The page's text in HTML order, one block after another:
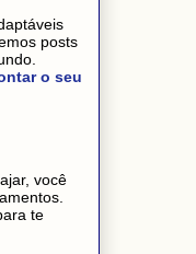
posts
o seu
você
te